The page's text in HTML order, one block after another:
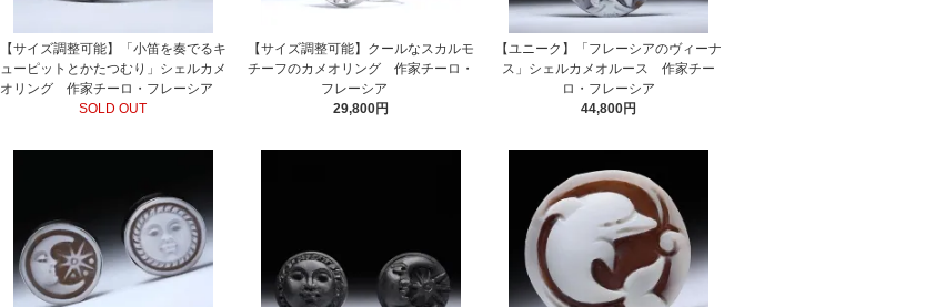
【サイズ調整可能】「小笛を奏でるキ
ューピットとかたつむり」シェルカメ
オリング 作家チーロ・フレーシア
SOLD OUT
【サイズ調整可能】クールなスカルモ
チーフのカメオリング 作家チーロ・
フレーシア
29,800円
【ユニーク】「フレーシアのヴィーナ
ス」シェルカメオルース 作家チー
ロ・フレーシア
44,800円